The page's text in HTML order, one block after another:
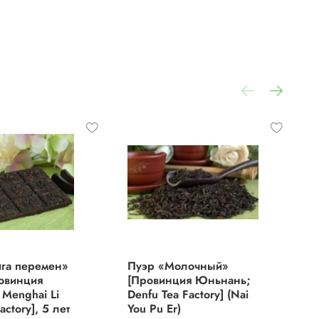
перемен»
Li
5 лет
Пуэр «Молочный»
[Провинция Юньнань;
Denfu Tea Factory] (Nai
You Pu Er)